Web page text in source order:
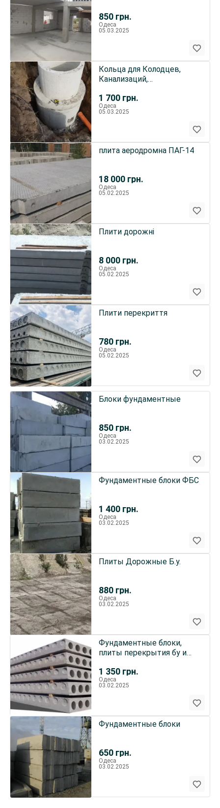
850 грн.
Одеса
05.03.2025
1 700 грн.
Кольца для Колодцев,
Канализаций,
Одеса
05.03.2025
18 000 грн.
плита аеродромна ПАГ-14
Одеса
05.02.2025
8 000 грн.
Плити дорожні
Одеса
05.02.2025
780 грн.
Плити перекриття
Одеса
05.02.2025
850 грн.
Блоки фундаментные
Одеса
03.02.2025
1 400 грн.
Фундаментные блоки ФБС
Одеса
03.02.2025
880 грн.
Плиты Дорожные Б.у.
Одеса
03.02.2025
1 350 грн.
Фундаментные блоки,
плиты перекрытия бу и
ассортименте!
Одеса
03.02.2025
650 грн.
Фундаментные блоки
Одеса
03.02.2025